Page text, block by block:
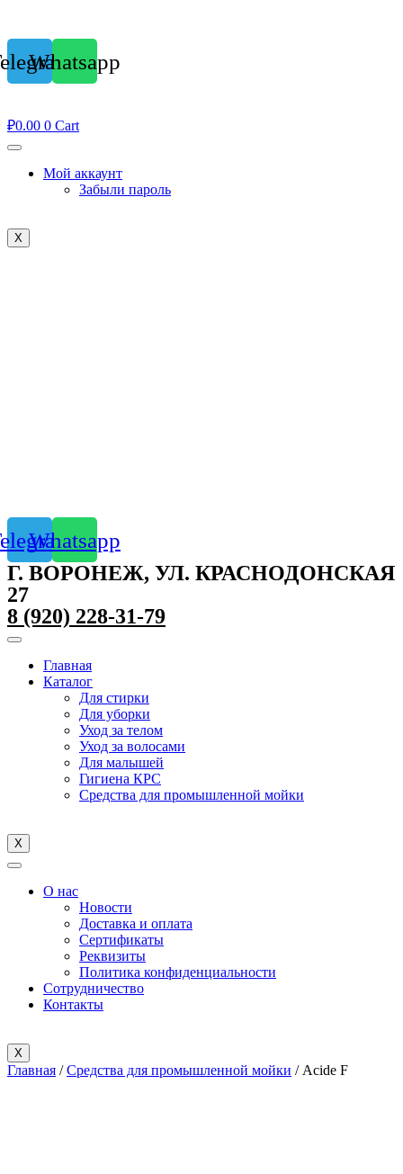
Whatsapp
₽0.00 0 Cart
Мой аккаунт
Забыли пароль
X
Whatsapp
Г. ВОРОНЕЖ, УЛ. КРАСНОДОНСКАЯ
27
8 (920) 228-31-79
Главная
Каталог
Для стирки
Для уборки
Уход за телом
Уход за волосами
Для малышей
Гигиена КРС
Средства для промышленной мойки
X
О нас
Новости
Доставка и оплата
Cертификаты
Реквизиты
Политика конфиденциальности
Сотрудничество
Контакты
X
Главная /Средства для промышленной мойки / Acide F